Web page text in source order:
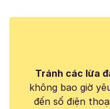
Tránh các lừa
không bao giờ
đến số điện